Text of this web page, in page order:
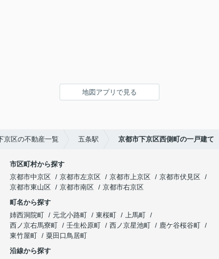
地図アプリで見る
京区の不動産一覧 五条駅 京都市下京区西側町の一戸建て
市区町村から探す
京都市中京区
京都市左京区 京都市上京区
京都市伏見区
京都市東山区
京都市南区
京都市右京区
町名から探す
姉西洞院町
元北小路町 東桜町
上馬町
西ノ京右馬寮町
壬生松原町 西ノ京星池町
鹿ケ谷桜谷町
東竹屋町
粟田口鳥居町
沿線から探す